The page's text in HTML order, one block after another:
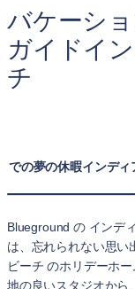
バケーシ
ガイドイ
チ
での夢の休暇インデ
Blueground の インデ
は、忘れられない思い
ビーチ のホリデーホ
地の良いスタジオから